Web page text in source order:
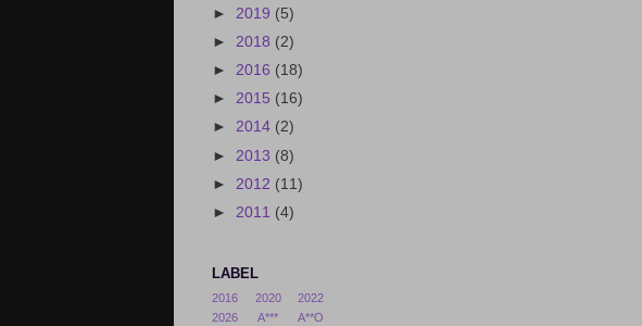
► 2019 (5)
► 2018 (2)
► 2016 (18)
► 2015 (16)
► 2014 (2)
► 2013 (8)
► 2012 (11)
► 2011 (4)
LABEL
2016 2020
2022
2026
A*** A**O